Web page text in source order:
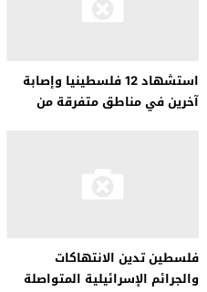
استشهاد 12 فلسطينيا وإصابة
آخرين في مناطق متفرقة من
فلسطين تدين الانتهاكات
والجرائم الإسرائيلية المتواصلة